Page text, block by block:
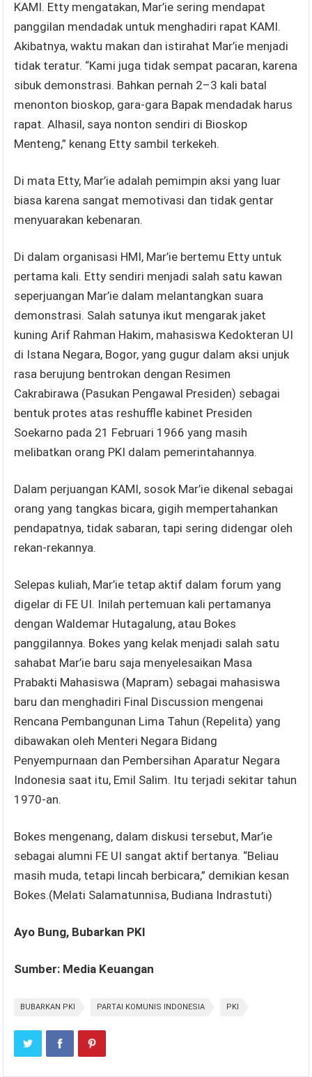
KAMI. Etty mengatakan, Mar’ie sering mendapat
panggilan mendadak untuk menghadiri rapat KAMI.
Akibatnya, waktu makan dan istirahat Mar’ie menjadi
tidak teratur. “Kami juga tidak sempat pacaran, karena
sibuk demonstrasi. Bahkan pernah 2–3 kali batal
menonton bioskop, gara-gara Bapak mendadak harus
rapat. Alhasil, saya nonton sendiri di Bioskop
Menteng,” kenang Etty sambil terkekeh.
Di mata Etty, Mar’ie adalah pemimpin aksi yang luar
biasa karena sangat memotivasi dan tidak gentar
menyuarakan kebenaran.
Di dalam organisasi HMI, Mar’ie bertemu Etty untuk
pertama kali. Etty sendiri menjadi salah satu kawan
seperjuangan Mar’ie dalam melantangkan suara
demonstrasi. Salah satunya ikut mengarak jaket
kuning Arif Rahman Hakim, mahasiswa Kedokteran UI
di Istana Negara, Bogor, yang gugur dalam aksi unjuk
rasa berujung bentrokan dengan Resimen
Cakrabirawa (Pasukan Pengawal Presiden) sebagai
bentuk protes atas reshuffle kabinet Presiden
Soekarno pada 21 Februari 1966 yang masih
melibatkan orang PKI dalam pemerintahannya.
Dalam perjuangan KAMI, sosok Mar’ie dikenal sebagai
orang yang tangkas bicara, gigih mempertahankan
pendapatnya, tidak sabaran, tapi sering didengar oleh
rekan-rekannya.
Selepas kuliah, Mar’ie tetap aktif dalam forum yang
digelar di FE UI. Inilah pertemuan kali pertamanya
dengan Waldemar Hutagalung, atau Bokes
panggilannya. Bokes yang kelak menjadi salah satu
sahabat Mar’ie baru saja menyelesaikan Masa
Prabakti Mahasiswa (Mapram) sebagai mahasiswa
baru dan menghadiri Final Discussion mengenai
Rencana Pembangunan Lima Tahun (Repelita) yang
dibawakan oleh Menteri Negara Bidang
Penyempurnaan dan Pembersihan Aparatur Negara
Indonesia saat itu, Emil Salim. Itu terjadi sekitar tahun
1970-an.
Bokes mengenang, dalam diskusi tersebut, Mar’ie
sebagai alumni FE UI sangat aktif bertanya. “Beliau
masih muda, tetapi lincah berbicara,” demikian kesan
Bokes.(Melati Salamatunnisa, Budiana Indrastuti)
Ayo Bung, Bubarkan PKI
Sumber: Media Keuangan
BUBARKAN PKI PARTAI KOMUNIS INDONESIA PKI